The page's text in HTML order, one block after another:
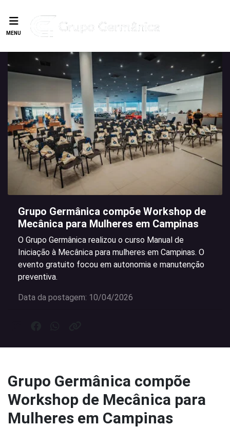
MENU
Grupo Germânica compõe Workshop de
Mecânica para Mulheres em Campinas
O Grupo Germânica realizou o curso Manual de
Iniciação à Mecânica para mulheres em Campinas. O
evento gratuito focou em autonomia e manutenção
preventiva.
Data da postagem: 10/04/2026
Grupo Germânica compõe
Workshop de Mecânica para
Mulheres em Campinas